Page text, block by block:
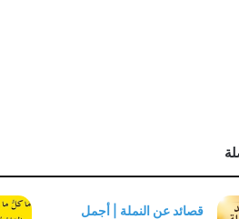
قصائد عن النملة | أجمل